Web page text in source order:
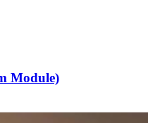
Module)